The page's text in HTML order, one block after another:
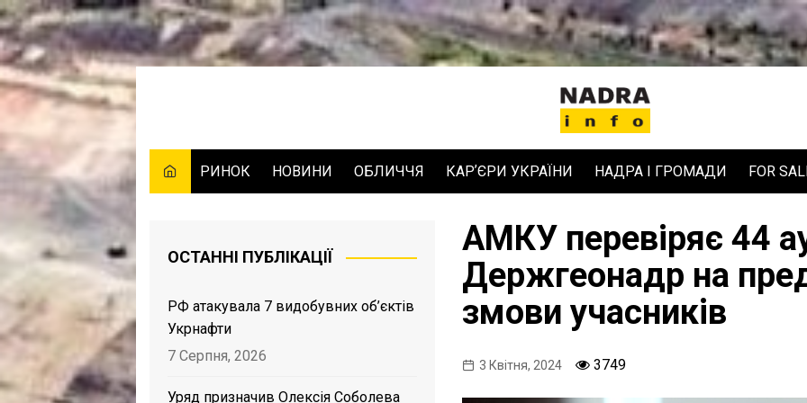
Skip
to
РИНОК НОВИНИ ОБЛИЧЧЯ КАРʼЄРИ УКРАЇНИ НАДРА І ГРОМАДИ FOR
АМКУ перевіряє 44
Держгеонадр на
змови учасників
3 Квітня, 2024 3749
ОСТАННІ ПУБЛІКАЦІЇ
РФ атакувала 7 видобувних об’єктів
Укрнафти
7 Серпня, 2026
Уряд призначив Олексія Соболева